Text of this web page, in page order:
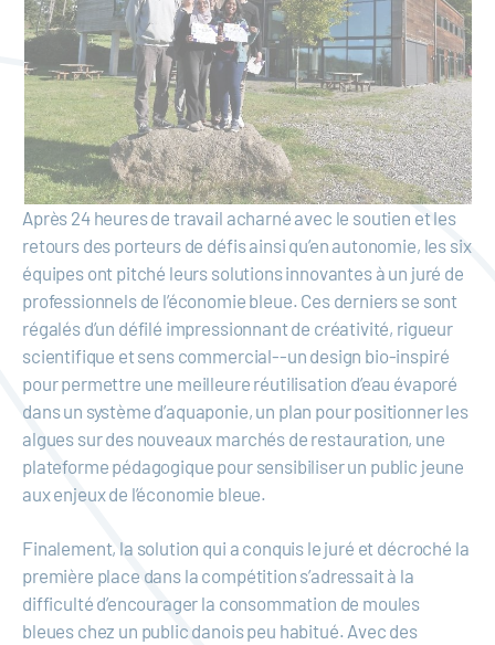
Après 24 heures de travail acharné avec le soutien et les
retours des porteurs de défis ainsi qu’en autonomie, les six
équipes ont pitché leurs solutions innovantes à un juré de
professionnels de l’économie bleue. Ces derniers se sont
régalés d’un défilé impressionnant de créativité, rigueur
scientifique et sens commercial--un design bio-inspiré
pour permettre une meilleure réutilisation d’eau évaporé
dans un système d’aquaponie, un plan pour positionner les
algues sur des nouveaux marchés de restauration, une
plateforme pédagogique pour sensibiliser un public jeune
aux enjeux de l’économie bleue.
Finalement, la solution qui a conquis le juré et décroché la
première place dans la compétition s’adressait à la
difficulté d’encourager la consommation de moules
bleues chez un public danois peu habitué. Avec des